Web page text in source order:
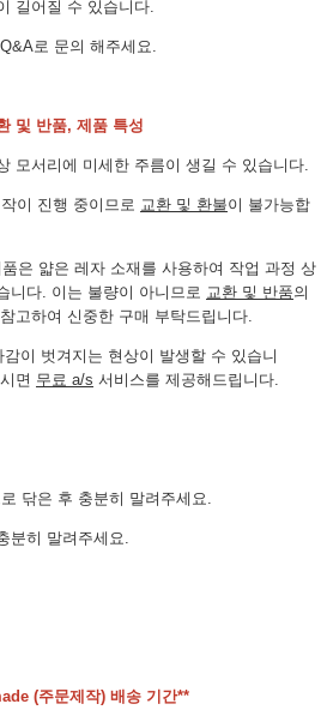
길어질 수 있습니다.
로 문의 해주세요.
및 반품, 제품 특성
모서리에 미세한 주름이 생길 수 있습니다.
이 진행 중이므로 교환 및 환불이 불가능합
은 얇은 레자 소재를 사용하여 작업 과정 상
니다. 이는 불량이 아니므로 교환 및 반품의
고하여 신중한 구매 부탁드립니다.
이 벗겨지는 현상이 발생할 수 있습니
면 무료 a/s 서비스를 제공해드립니다.
닦은 후 충분히 말려주세요.
분히 말려주세요.
(주문제작) 배송 기간**